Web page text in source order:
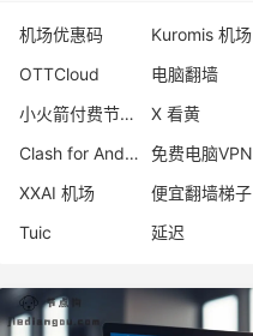
机场优惠码 Kuromis 机场
OTTCloud
电脑翻墙
小火箭付费节点购买
X 看黄
Clash for Android 官网下载
免费电脑VPN
XXAI 机场
便宜翻墙梯子
Tuic
延迟